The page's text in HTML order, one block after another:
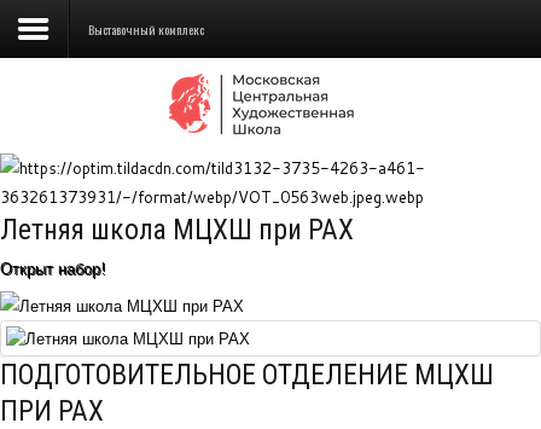
Сведения об образовательной
Школа
Детская Художественная школа
Поступающим
Подготовка
Выставочный комплекс
Летняя школа МЦХШ при РАХ
Открыт набор!
ПОДГОТОВИТЕЛЬНОЕ ОТДЕЛЕНИЕ МЦХШ
ПРИ РАХ